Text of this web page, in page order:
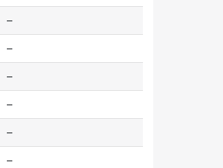
--
--
--
--
--
--